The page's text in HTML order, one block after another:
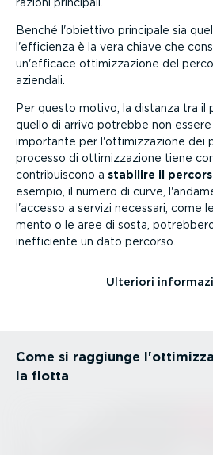
ra­zioni principali.
Benché l'obiettivo principale sia
l'efficienza è la vera chiave che
un'efficace ottimiz­za­zione del
aziendali.
Per questo motivo, la distanza tra il
quello di arrivo potrebbe non
importante per l'ottimiz­za­zione dei
processo di ottimiz­za­zione tiene
contri­bui­scono a stabilire il
esempio, il numero di curve,
l'accesso a servizi necessari, come
mento o le aree di sosta,
ineffi­ciente un dato percorso.
Ulteriori
Come si raggiunge
la flotta